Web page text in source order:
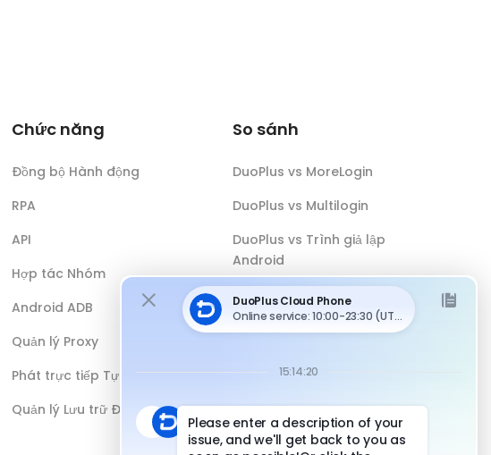
Chức năng
Đồng bộ Hành động
RPA
API
Hợp tác Nhóm
Android ADB
Quản lý Proxy
Phát trực tiếp Tự động
Quản lý Lưu trữ Đám mây
So sánh
DuoPlus vs MoreLogin
DuoPlus vs Multilogin
DuoPlus vs Trình giả lập
Android
DuoPlus vs Antidetect Browser
DuoPlus vs Điện thoại vật lý